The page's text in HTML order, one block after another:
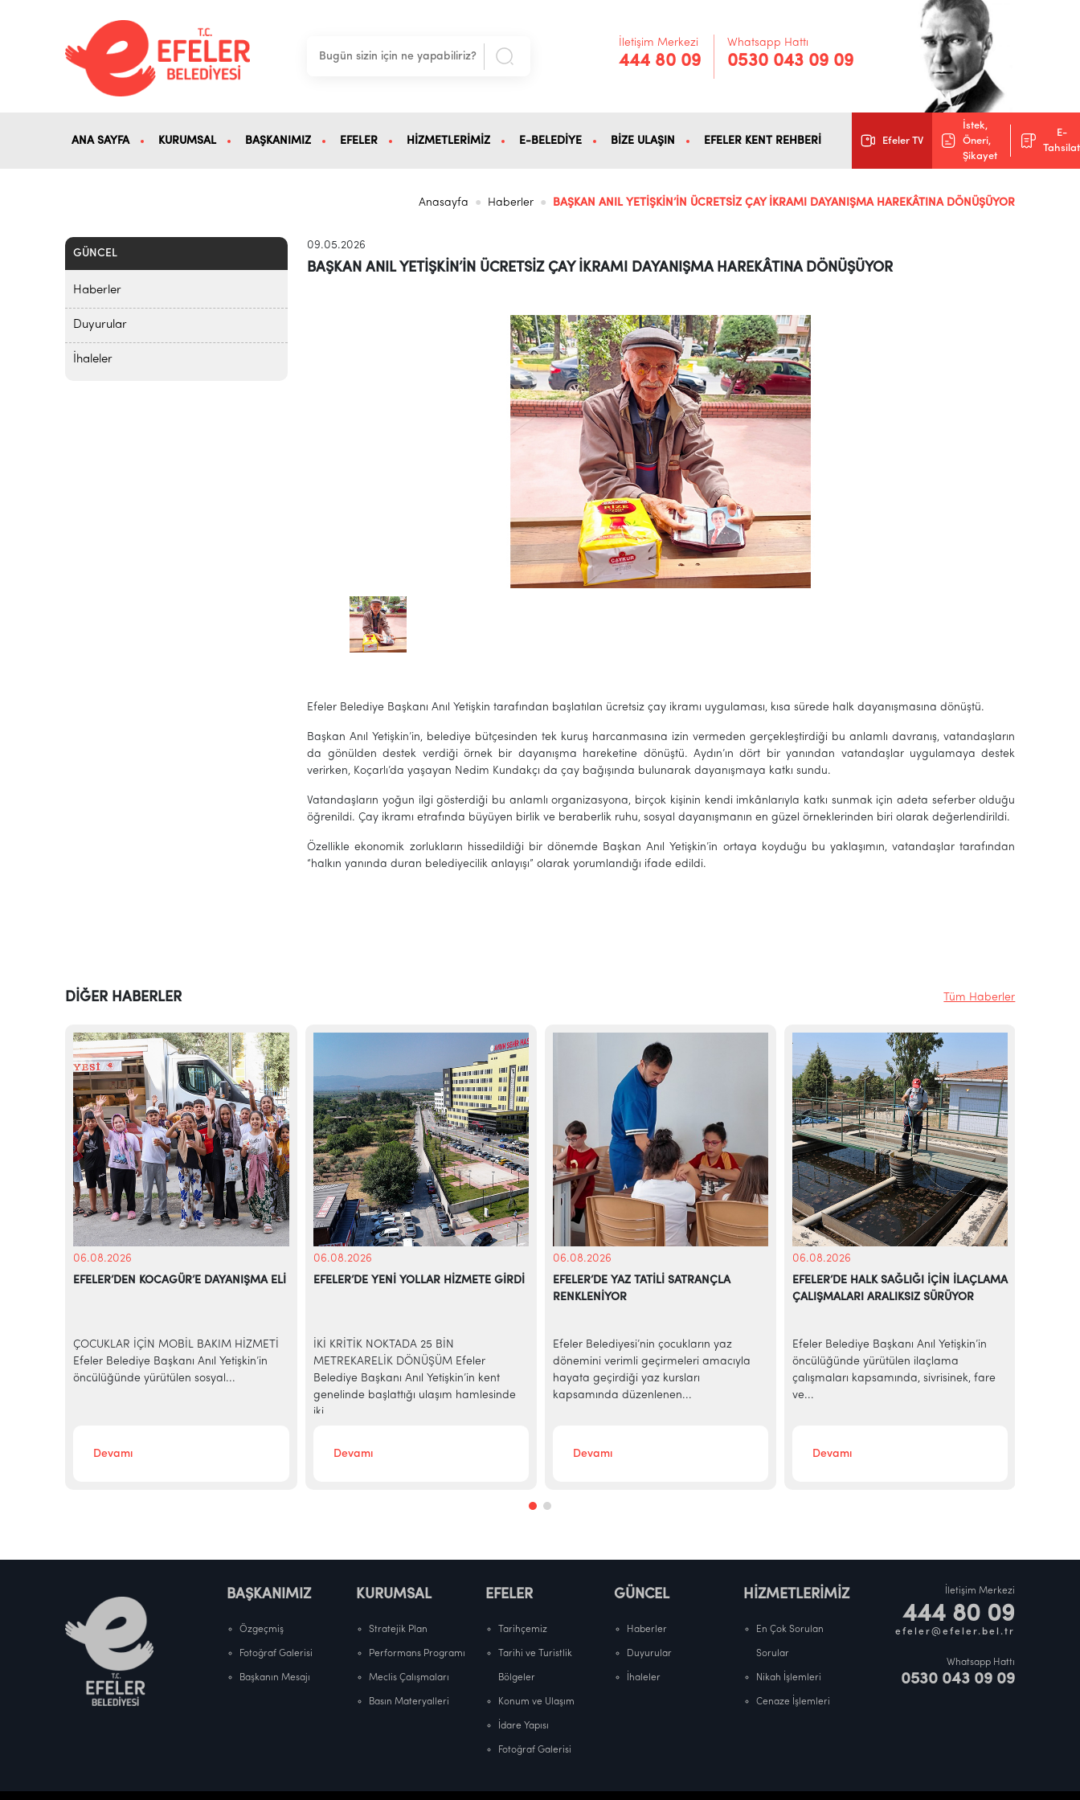
İletişim Merkezi
444 80 09
Whatsapp Hattı
0530 043 09 09
ANA SAYFA KURUMSAL BAŞKANIMIZ EFELER HİZMETLERİMİZ E-BELEDİYE BİZE ULAŞIN EFELER KENT REHBERİ Efeler TV
İstek,
Öneri,
Şikayet
E-
Tahsilat
Anasayfa Haberler BAŞKAN ANIL YETİŞKİN’İN ÜCRETSİZ ÇAY İKRAMI DAYANIŞMA HAREKÂTINA DÖNÜŞÜYOR
GÜNCEL
Haberler
Duyurular
İhaleler
09.05.2026
BAŞKAN ANIL YETİŞKİN’İN ÜCRETSİZ ÇAY İKRAMI DAYANIŞMA HAREKÂTINA DÖNÜŞÜYOR
Efeler Belediye BaşkanıAnıl Yetişkin tarafından başlatılan ücretsiz çay ikramı uygulaması, kısa sürede halk dayanışmasına dönüştü.
Başkan Anıl Yetişkin’in, belediye bütçesinden tek kuruş harcanmasına izin vermeden gerçekleştirdiği bu anlamlı davranış, vatandaşların
da gönülden destek verdiği örnek bir dayanışma hareketine dönüştü. Aydın’ın dört bir yanından vatandaşlar uygulamaya destek
verirken, Koçarlı’da yaşayan Nedim Kundakçı da çay bağışında bulunarak dayanışmaya katkı sundu.
Vatandaşların yoğun ilgi gösterdiği bu anlamlı organizasyona, birçok kişinin kendi imkânlarıyla katkı sunmak için adeta seferber olduğu
öğrenildi. Çay ikramı etrafında büyüyen birlik ve beraberlik ruhu, sosyal dayanışmanın en güzel örneklerinden biri olarak değerlendirildi.
Özellikle ekonomik zorlukların hissedildiği bir dönemde Başkan Anıl Yetişkin’in ortaya koyduğu bu yaklaşımın, vatandaşlar tarafından
“halkın yanında duran belediyecilik anlayışı” olarak yorumlandığı ifade edildi.
DİĞER HABERLER Tüm Haberler
06.08.2026
EFELER’DEN KOCAGÜR’E DAYANIŞMA ELİ
ÇOCUKLAR İÇİN MOBİL BAKIM HİZMETİ
Efeler Belediye Başkanı Anıl Yetişkin’in
öncülüğünde yürütülen sosyal...
Devamı
06.08.2026
EFELER’DE YENİ YOLLAR HİZMETE GİRDİ
İKİ KRİTİK NOKTADA 25 BİN
METREKARELİK DÖNÜŞÜM Efeler
Belediye Başkanı Anıl Yetişkin’in kent
genelinde başlattığı ulaşım hamlesinde
iki...
Devamı
06.08.2026
EFELER’DE YAZ TATİLİ SATRANÇLA
RENKLENİYOR
Efeler Belediyesi’nin çocukların yaz
dönemini verimli geçirmeleri amacıyla
hayata geçirdiği yaz kursları
kapsamında düzenlenen...
Devamı
06.08.2026
EFELER’DE HALK SAĞLIĞI İÇİN İLAÇLAMA
ÇALIŞMALARI ARALIKSIZ SÜRÜYOR
Efeler Belediye Başkanı Anıl Yetişkin’in
öncülüğünde yürütülen ilaçlama
çalışmaları kapsamında, sivrisinek, fare
ve...
Devamı
BAŞKANIMIZ
Özgeçmiş
Fotoğraf Galerisi
Başkanın Mesajı
KURUMSAL
Stratejik Plan
Performans Programı
Meclis Çalışmaları
Basın Materyalleri
EFELER
Tarihçemiz
Tarihi ve Turistlik
Bölgeler
Konum ve Ulaşım
İdare Yapısı
Fotoğraf Galerisi
GÜNCEL
Haberler
Duyurular
İhaleler
HİZMETLERİMİZ
En Çok Sorulan
Sorular
Nikah İşlemleri
Cenaze İşlemleri
İletişim Merkezi
444 80 09
efeler@efeler.bel.tr
Whatsapp Hattı
0530 043 09 09